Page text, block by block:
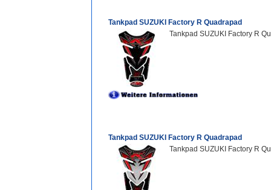
Tankpad SUZUKI Factory R Quadrapad
Tankpad SUZUKI Factory R
Tankpad SUZUKI Factory R Quadrapad
Tankpad SUZUKI Factory R